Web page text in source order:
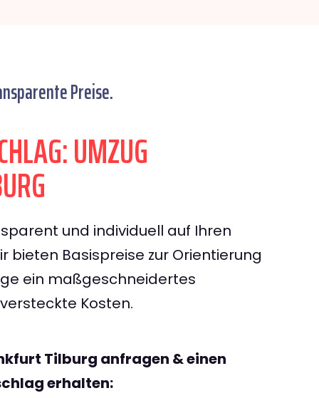
Preise.
UMZUG
und individuell auf Ihren
bieten Basispreise zur Orientierung
ein maßgeschneidertes
Kosten.
Tilburg anfragen & einen
erhalten: